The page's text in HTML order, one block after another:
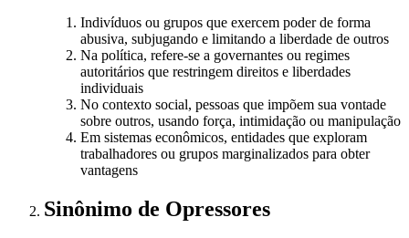
Indivíduos ou grupos que exercem poder de forma
abusiva, subjugando e limitando a liberdade de outros
Na política, refere-se a governantes ou regimes
autoritários que restringem direitos e liberdades
individuais
No contexto social, pessoas que impõem sua vontade
sobre outros, usando força, intimidação ou manipulação
Em sistemas econômicos, entidades que exploram
trabalhadores ou grupos marginalizados para obter
vantagens
Sinônimo de Opressores